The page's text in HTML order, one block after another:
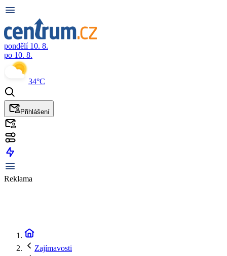
pondělí 10. 8.
po 10. 8.
34°C
Přihlášení
Reklama
Zajímavosti